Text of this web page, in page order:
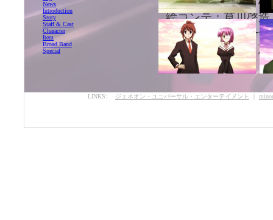
News
Introduction
Story
Staff & Cast
Character
Item
Broad Band
Special
絵コンテ：草川啓
作画監督：潮月一
美術監督：加藤 恵
LINKS: ジェネオン・ユニバーサル・エンターテイメント